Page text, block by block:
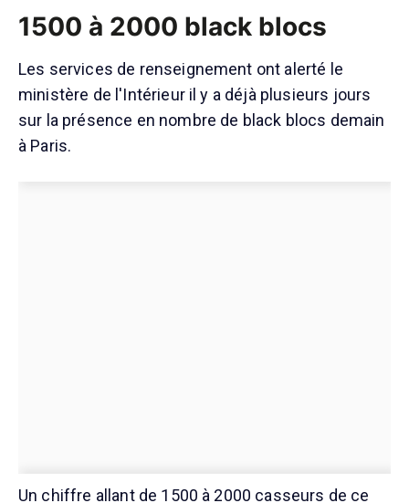
1500 à 2000 black blocs
Les services de renseignement ont alerté le
ministère de l'Intérieur il y a déjà plusieurs jours
sur la présence en nombre de black blocs demain
à Paris.
Un chiffre allant de 1500 à 2000 casseurs de ce